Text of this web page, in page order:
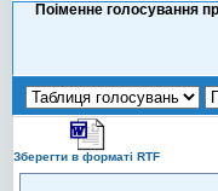
Поіменне голосування
Зберегти в форматі RTF